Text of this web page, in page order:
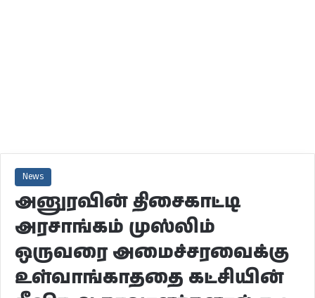
News
அனுரவின் திசைகாட்டி
அரசாங்கம் முஸ்லிம்
ஒருவரை அமைச்சரவைக்கு
உள்வாங்காததை கட்சியின்